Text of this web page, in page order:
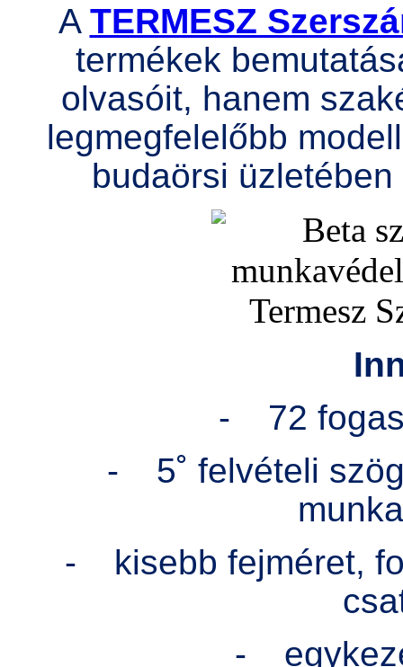
A TERMESZ
termékek
olvasóit, hanem
legmegfelelőbb
budaörsi
-
72
-
5˚ felvételi
-
kisebb fejméret,
-